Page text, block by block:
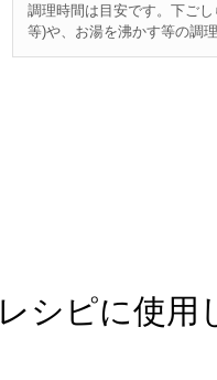
調理時間は目安です。下ご
等)や、お湯を沸かす等の調
レシピに使用